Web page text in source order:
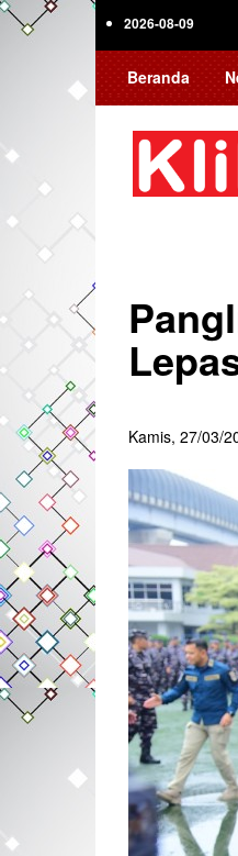
Skip
2026-08-09
Beranda
Kamis, 27/03/